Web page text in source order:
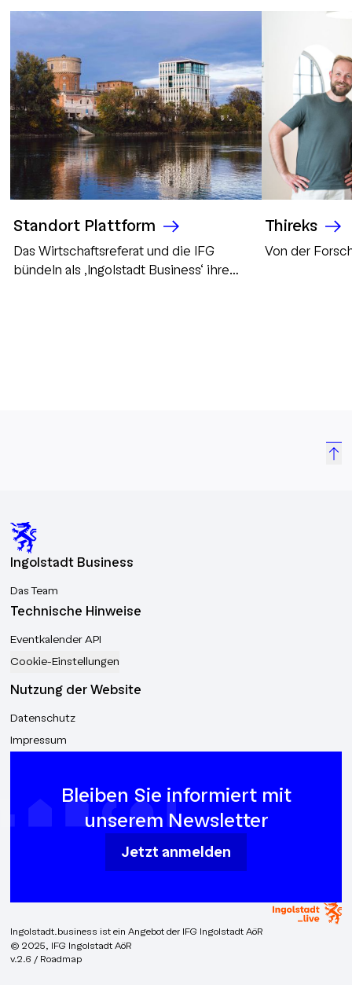
Standort Plattform
Das Wirtschaftsreferat und die IFG
bündeln als ‚Ingolstadt Business‘ ihre
Thireks
Von der
Ingolstadt Business
Das Team
Technische Hinweise
Eventkalender API
Cookie-Einstellungen
Nutzung der Website
Datenschutz
Impressum
Bleiben Sie informiert mit
unserem Newsletter
Jetzt anmelden
Ingolstadt.business ist ein Angebot der IFG Ingolstadt AöR
© 2025, IFG Ingolstadt AöR
v.2.6 / Roadmap